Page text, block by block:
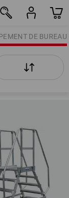
DE BUREAU